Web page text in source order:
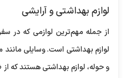
لوازم بهداشتی و آرایشی
از جمله مهم‌ترین لوازمی که در
لوازم بهداشتی است. وسایلی
و حوله، لوازم بهداشتی هستند که